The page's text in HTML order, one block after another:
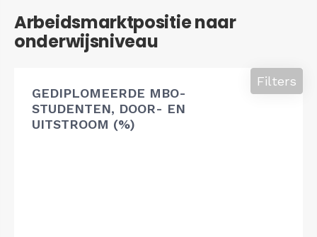
Arbeidsmarktpositie naar
onderwijsniveau
GEDIPLOMEERDE MBO-
STUDENTEN, DOOR- EN
UITSTROOM (%)
Filters